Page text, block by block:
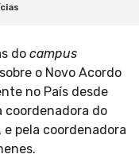
do campus
o Novo Acordo
no País desde
coordenadora do
pela coordenadora